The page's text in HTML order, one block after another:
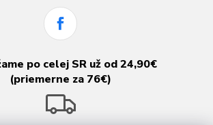
po celej SR už od 24,90€
(priemerne za 76€)